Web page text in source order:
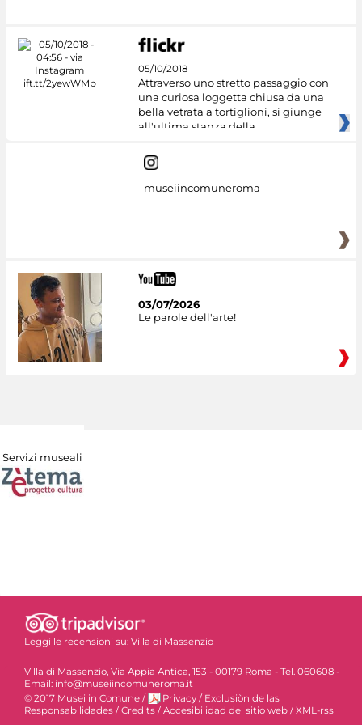
05/10/2018
Attraverso uno stretto passaggio con
una curiosa loggetta chiusa da una
bella vetrata a tortiglioni, si giunge
all'ultima stanza della
museiincomuneroma
03/07/2026
Le parole dell'arte!
Servizi museali
Leggi le recensioni su: Villa di Massenzio
Villa di Massenzio, Via Appia Antica, 153 - 00179 Roma - Tel. 060608 -
Email: info@museiincomuneroma.it
© 2017 Musei in Comune / Privacy / Exclusiòn de las
Responsabilidades /Credits /Accesibilidad del sitio web /XML-rss